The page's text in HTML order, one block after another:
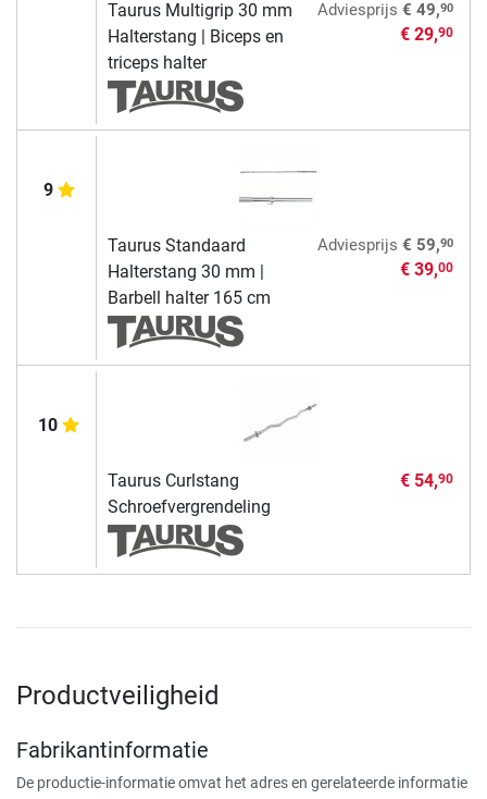
Taurus Multigrip 30 mm
Halterstang | Biceps en
triceps halter
Adviesprijs € 49,90
€ 29,90
9
Taurus Standaard
Halterstang 30 mm |
Barbell halter 165 cm
Adviesprijs € 59,90
€ 39,00
10
Taurus Curlstang
Schroefvergrendeling
€ 54,90
Productveiligheid
Fabrikantinformatie
De productie-informatie omvat het adres en gerelateerde informatie